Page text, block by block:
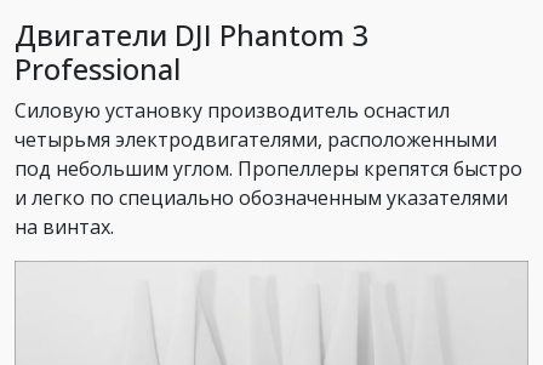
Двигатели DJI Phantom 3
Professional
Силовую установку производитель оснастил
четырьмя электродвигателями, расположенными
под небольшим углом. Пропеллеры крепятся быстро
и легко по специально обозначенным указателями
на винтах.